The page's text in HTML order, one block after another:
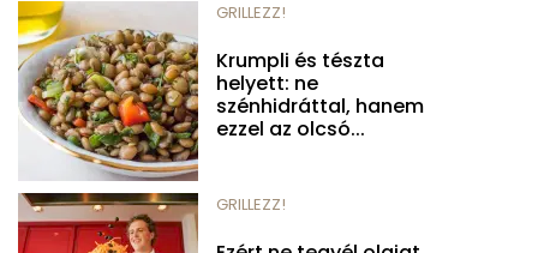
GRILLEZZ!
Krumpli és tészta
helyett: ne
szénhidráttal, hanem
ezzel az olcsó...
GRILLEZZ!